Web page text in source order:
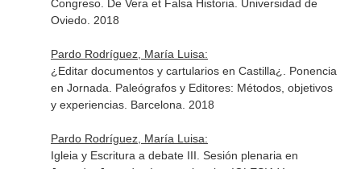
Congreso. De Vera et Falsa Historia. Universidad de
Oviedo. 2018
Pardo Rodríguez, María Luisa:
¿Editar documentos y cartularios en Castilla¿. Ponencia
en Jornada. Paleógrafos y Editores: Métodos, objetivos
y experiencias. Barcelona. 2018
Pardo Rodríguez, María Luisa:
Igleia y Escritura a debate III. Sesión plenaria en